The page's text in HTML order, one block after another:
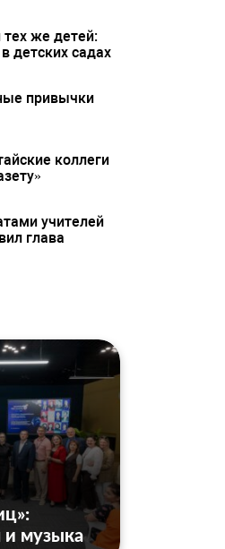
же детей:
детских садах
привычки
коллеги
учителей
глава
и музыка